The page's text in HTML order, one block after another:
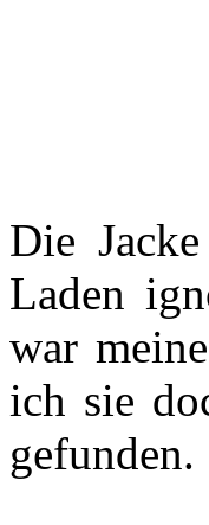
Die
Laden
war
ich sie
gefunden.